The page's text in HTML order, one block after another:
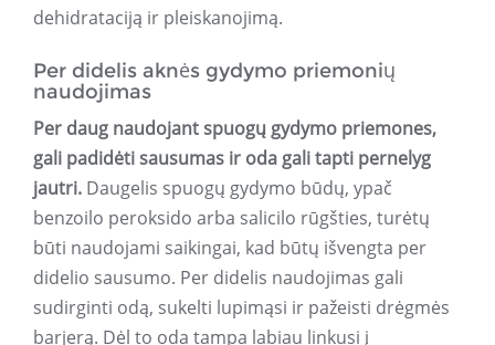
dehidrataciją ir pleiskanojimą.
Per didelis aknės gydymo priemonių
naudojimas
Per daug naudojant spuogų gydymo priemones,
gali padidėti sausumas ir oda gali tapti pernelyg
jautri. Daugelis spuogų gydymo būdų, ypač
benzoilo peroksido arba salicilo rūgšties, turėtų
būti naudojami saikingai, kad būtų išvengta per
didelio sausumo. Per didelis naudojimas gali
sudirginti odą, sukelti lupimąsi ir pažeisti drėgmės
barjerą. Dėl to oda tampa labiau linkusi į